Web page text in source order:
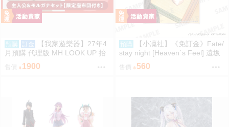
預購 訂金
【我家遊樂器】27年4
月預購 代理版 MH LOOK UP 抬
頭系列 女神異聞錄5 皇家版 Joke
r＆摩爾 特典版
1900
預購
【小凜社】《免訂金》Fate/
stay night [Heaven`s Feel] 遠坂
凜 間桐櫻 壓克力板
560